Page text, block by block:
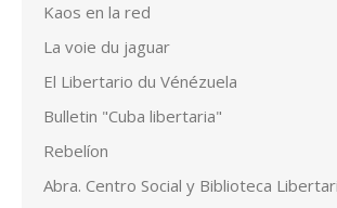
Kaos en la red
La voie du jaguar
El Libertario du Vénézuela
Bulletin "Cuba libertaria"
Rebelíon
Abra. Centro Social y Biblioteca